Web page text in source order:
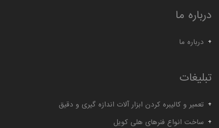
درباره ما
درباره ما
تبلیغات
تعمیر و کالیبره کردن ابزار آلات اندازه گیری و دقیق
ساخت انواع فنرهای هلی کویل